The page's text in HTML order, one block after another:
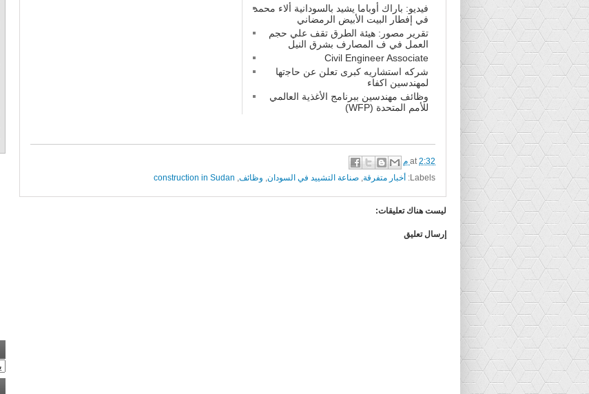
فيديو: باراك أوباما يشيد بالسودانية ألاء محمد
في إفطار البيت الأبيض الرمضاني
تقرير مصور: هيئة الطرق تقف علي حجم
العمل في ف المصارف بشرق النيل
Civil Engineer Associate
ﺷﺮﻛﻪ ﺍﺳﺘﺸﺎﺭﻳﻪ ﻛﺒﺮﻯ ﺗﻌﻠﻦ ﻋﻦ ﺣﺎﺟﺗﻬﺎ
ﻟﻤﻬﻨﺪﺳﻴﻦ ﺍﻛﻔﺎﺀ
وظائف مهندسين ببرنامج الأغذية العالمي
للأمم المتحدة (WFP)
at2:32 م
Labels:
أخبار متفرقة, صناعة التشييد في السودان, وظائف,
construction in Sudan
ليست هناك تعليقات:
إرسال تعليق